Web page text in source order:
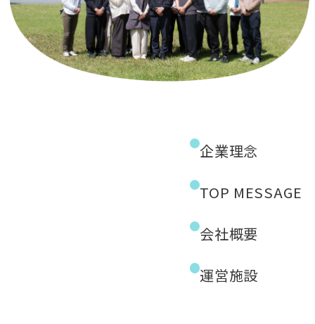
企業理念
TOP MESSAGE
会社概要
運営施設